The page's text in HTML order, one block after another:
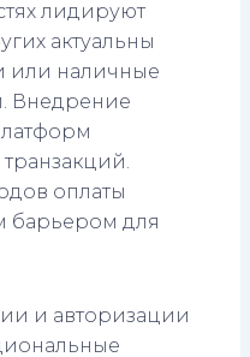
лидируют
актуальны
или наличные
Внедрение
оплаты
барьером для
и авторизации